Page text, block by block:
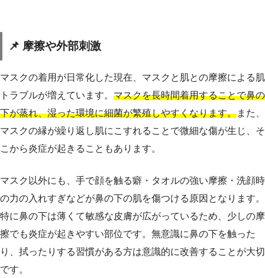
📌 摩擦や外部刺激
マスクの着用が日常化した現在、マスクと肌との摩擦による肌
トラブルが増えています。 マスクを長時間着用することで鼻の
下が蒸れ、湿った環境に細菌が繁殖しやすくなります。また、
マスクの縁が繰り返し肌にこすれることで微細な傷が生じ、そ
こから炎症が起きることもあります。
マスク以外にも、手で顔を触る癖・タオルの強い摩擦・洗顔時
の力の入れすぎなどが鼻の下の肌を傷つける原因となります。
特に鼻の下は薄くて敏感な皮膚が広がっているため、少しの摩
擦でも炎症が起きやすい部位です。無意識に鼻の下を触った
り、拭ったりする習慣がある方は意識的に改善することが大切
です。